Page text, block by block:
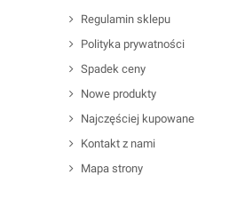
Regulamin sklepu
Polityka prywatności
Spadek ceny
Nowe produkty
Najczęściej kupowane
Kontakt z nami
Mapa strony